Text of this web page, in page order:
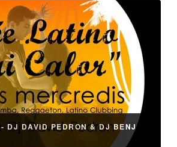
DJ DAVID PEDRON & DJ BENJ